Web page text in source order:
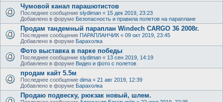
Чумовой канал парашютистов
Последнее сообщение slydiman « 15 дек 2019, 23:23
Добавлено в форуме Безопасность и правила полетов на параплане
Продам тандемный параплан Windech CARGO 36 2008г.
Последнее сообщение ПАРАПЛАНЧИК « 09 окт 2019, 23:45
Добавлено в форуме Барахолка
Фото выставка в парке победы
Последнее сообщение slydiman « 13 сен 2019, 14:19
Добавлено в форуме Видео и фото с полетов
продам кайт 5.5м
Последнее сообщение dima « 21 авг 2019, 12:39
Добавлено в форуме Барахолка
Продаю подвеску, рюкзак новый, шлем.